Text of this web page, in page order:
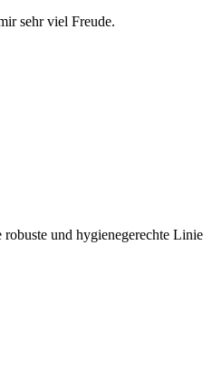
sehr viel Freude.
und hygienegerechte Linie